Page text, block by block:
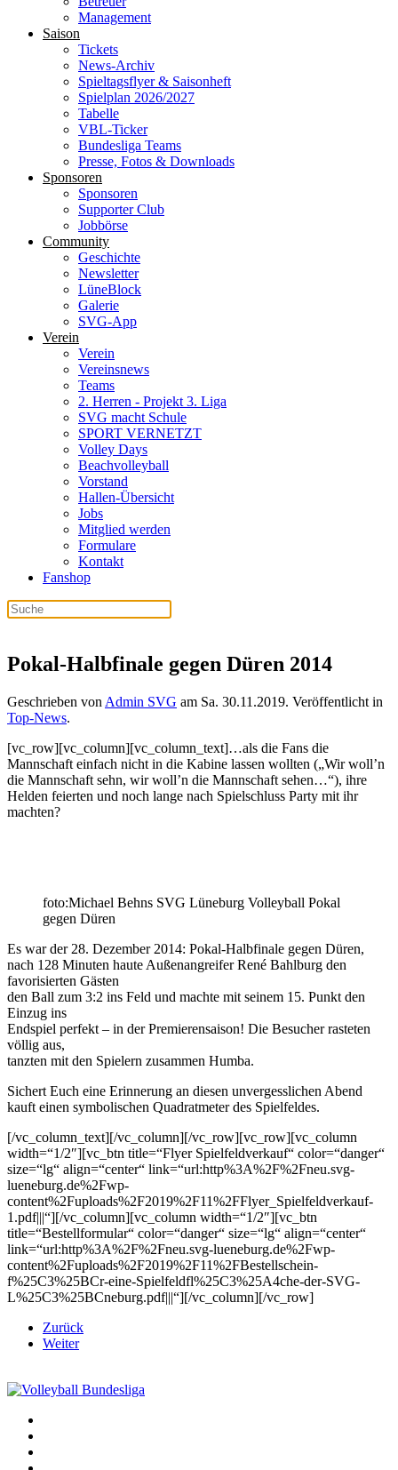
Management
Saison
Tickets
News-Archiv
Spieltagsflyer & Saisonheft
Spielplan 2026/2027
Tabelle
VBL-Ticker
Bundesliga Teams
Presse, Fotos & Downloads
Sponsoren
Sponsoren
Supporter Club
Jobbörse
Community
Geschichte
Newsletter
LüneBlock
Galerie
SVG-App
Verein
Verein
Vereinsnews
Teams
2. Herren - Projekt 3. Liga
SVG macht Schule
SPORT VERNETZT
Volley Days
Beachvolleyball
Vorstand
Hallen-Übersicht
Jobs
Mitglied werden
Formulare
Kontakt
Fanshop
Pokal-Halbfinale gegen Düren 2014
Geschrieben von Admin SVG am Sa. 30.11.2019. Veröffentlicht in
Top-News.
[vc_row][vc_column][vc_column_text]…als die Fans die
Mannschaft einfach nicht in die Kabine lassen wollten („Wir woll’n
die Mannschaft sehn, wir woll’n die Mannschaft sehen…“), ihre
Helden feierten und noch lange nach Spielschluss Party mit ihr
machten?
foto:Michael Behns SVG Lüneburg Volleyball Pokal
gegen Düren
Es war der 28. Dezember 2014: Pokal-Halbfinale gegen Düren,
nach 128 Minuten haute Außenangreifer René Bahlburg den
favorisierten Gästen
den Ball zum 3:2 ins Feld und machte mit seinem 15. Punkt den
Einzug ins
Endspiel perfekt – in der Premierensaison! Die Besucher rasteten
völlig aus,
tanzten mit den Spielern zusammen Humba.
Sichert Euch eine Erinnerung an diesen unvergesslichen Abend
kauft einen symbolischen Quadratmeter des Spielfeldes.
[/vc_column_text][/vc_column][/vc_row][vc_row][vc_column
width=“1/2″][vc_btn title=“Flyer Spielfeldverkauf“ color=“danger“
size=“lg“ align=“center“ link=“url:http%3A%2F%2Fneu.svg-
lueneburg.de%2Fwp-
content%2Fuploads%2F2019%2F11%2FFlyer_Spielfeldverkauf-
1.pdf|||“][/vc_column][vc_column width=“1/2″][vc_btn
title=“Bestellformular“ color=“danger“ size=“lg“ align=“center“
link=“url:http%3A%2F%2Fneu.svg-lueneburg.de%2Fwp-
content%2Fuploads%2F2019%2F11%2FBestellschein-
f%25C3%25BCr-eine-Spielfeldfl%25C3%25A4che-der-SVG-
L%25C3%25BCneburg.pdf|||“][/vc_column][/vc_row]
Zurück
Weiter